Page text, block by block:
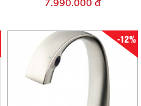
7.990.000 đ
-12%